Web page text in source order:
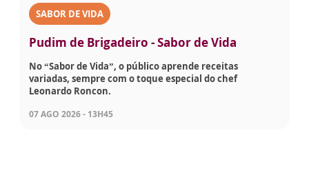
SABOR DE VIDA
Pudim de Brigadeiro - Sabor de Vida
No “Sabor de Vida”, o público aprende receitas
variadas, sempre com o toque especial do chef
Leonardo Roncon.
07 AGO 2026 - 13H45